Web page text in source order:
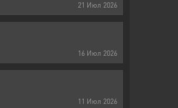
21 Июл 2026
16 Июл 2026
11 Июл 2026